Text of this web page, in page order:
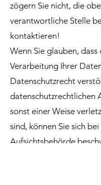
zögern Sie nicht, die
verantwortliche Stelle
kontaktieren!
Wenn Sie glauben, dass
Verarbeitung Ihrer
Datenschutzrecht
datenschutzrechtlichen
sonst einer Weise
sind, können Sie sich
Aufsichtsbehörde